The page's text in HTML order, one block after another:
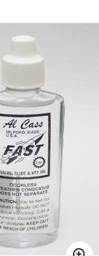
ウクレレ
パーカッション
電子ピアノ
その他楽器
エフェクター